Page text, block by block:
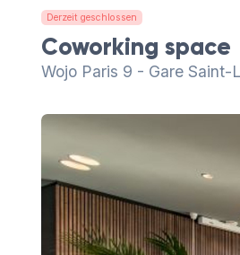
Derzeit geschlossen
Coworking space
Wojo Paris 9 - Gare Saint-